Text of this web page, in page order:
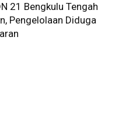
21 Bengkulu Tengah
Pengelolaan Diduga